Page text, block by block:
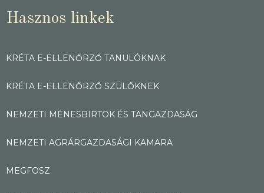
Hasznos linkek
KRÉTA E-ELLENŐRZŐ TANULÓKNAK
KRÉTA E-ELLENŐRZŐ SZÜLŐKNEK
NEMZETI MÉNESBIRTOK ÉS TANGAZDASÁG
NEMZETI AGRÁRGAZDASÁGI KAMARA
MEGFOSZ